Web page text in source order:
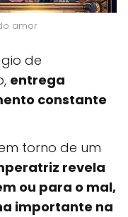
amor
de
entrega
constante
torno de um
revela
ou para o mal,
importante na